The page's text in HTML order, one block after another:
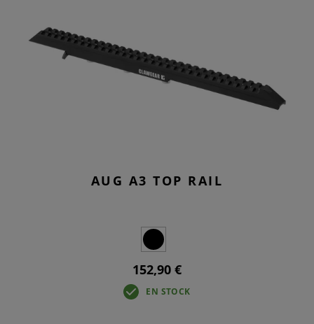
AUG A3 TOP RAIL
152,90 €
EN STOCK